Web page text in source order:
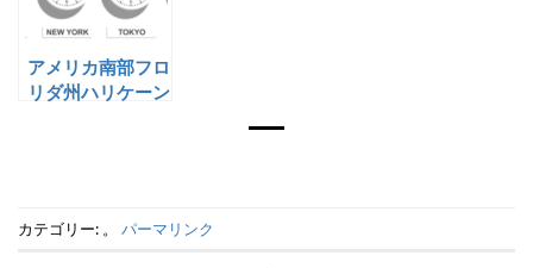
アメリカ南部フロ
リダ州ハリケーン
カテゴリー: 。 パーマリンク